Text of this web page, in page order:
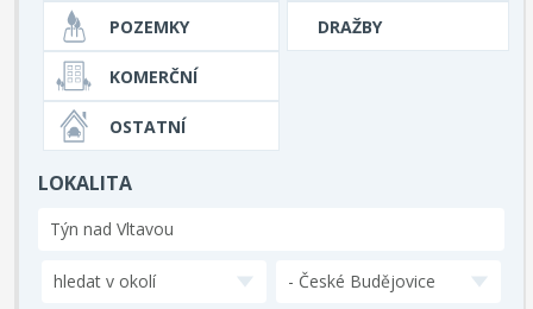
DRAŽBY
POZEMKY
KOMERČNÍ
OSTATNÍ
LOKALITA
hledat v okolí - České Budějovice